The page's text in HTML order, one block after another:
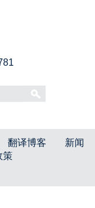
翻译博客
新闻
策